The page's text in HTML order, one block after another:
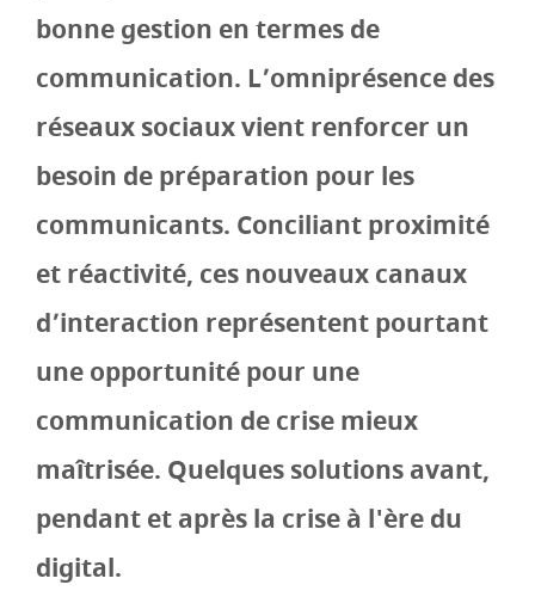
bonne gestion en termes de
communication. L’omniprésence des
réseaux sociaux vient renforcer un
besoin de préparation pour les
communicants. Conciliant proximité
et réactivité, ces nouveaux canaux
d’interaction représentent pourtant
une opportunité pour une
communication de crise mieux
maîtrisée. Quelques solutions avant,
pendant et après la crise à l'ère du
digital.